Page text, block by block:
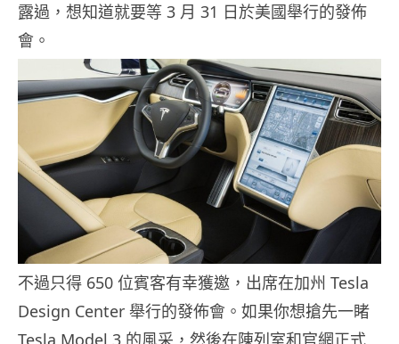
露過，想知道就要等 3 月 31 日於美國舉行的發佈
會。
不過只得 650 位賓客有幸獲邀，出席在加州 Tesla
Design Center 舉行的發佈會。如果你想搶先一睹
Tesla Model 3 的風采，然後在陳列室和官網正式